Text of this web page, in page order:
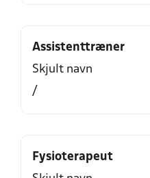
Assistenttræner
Skjult navn
/
Fysioterapeut